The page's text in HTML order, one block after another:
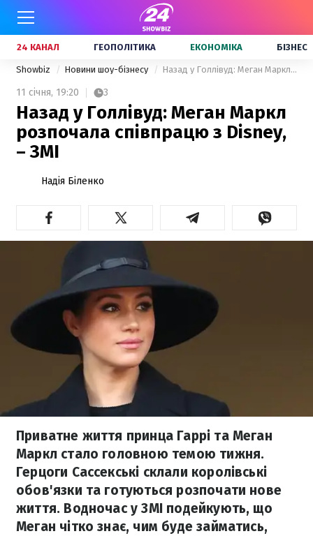
24 КАНАЛ ГЕОПОЛІТИКА ЕКОНОМІКА БІЗНЕС
Showbiz Новини шоу-бізнесу Назад у Голлівуд: Меган Маркл розпочала співпрацю з Disney, – ЗМІ
11 січня, 19:20 3
Назад у Голлівуд: Меган Маркл
розпочала співпрацю з Disney,
– ЗМІ
Надія Біленко
Приватне життя принца Гаррі та Меган
Маркл стало головною темою тижня.
Герцоги Сассекські склали королівські
обов'язки та готуються розпочати нове
життя. Водночас у ЗМІ подейкують, що
Меган чітко знає, чим буде займатись,